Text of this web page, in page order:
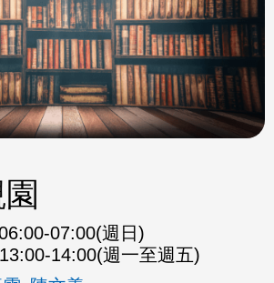
07:00(週日)
14:00(週一至週五)